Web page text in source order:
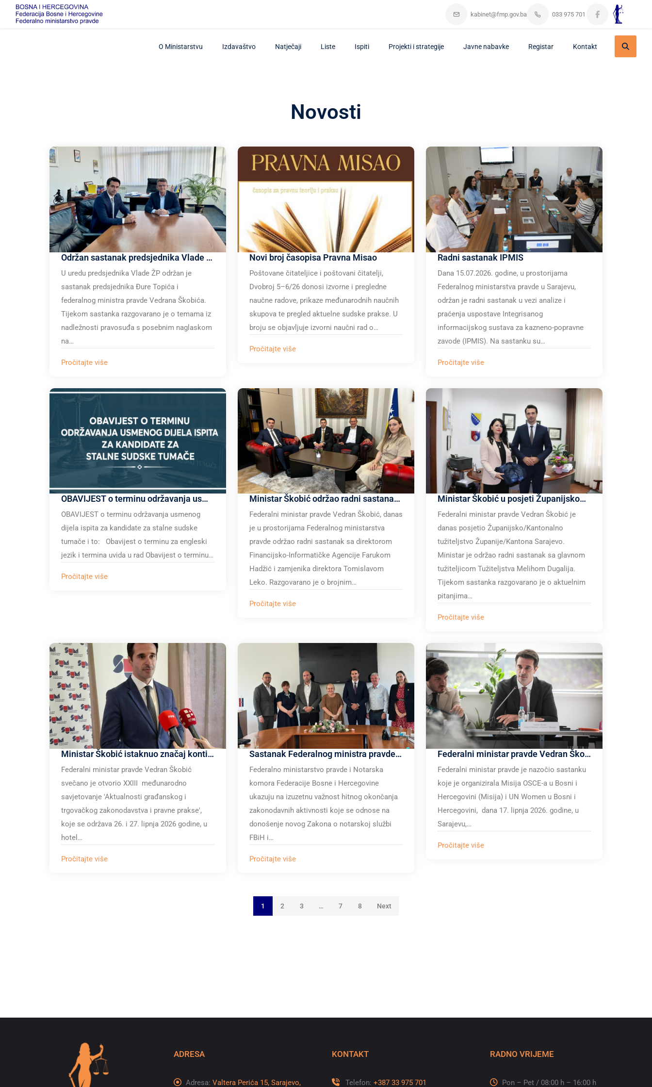
kabinet@fmp.gov.ba 033 975 701
O Ministarstvu Izdavaštvo Natječaji Liste Ispiti Projekti i strategije Javne nabavke Registar Kontakt
Novosti
Održan sastanak predsjednika Vlade ŽP i federalnog ministra pravde
U uredu predsjednika Vlade ŽP održan je
sastanak predsjednika Đure Topića i
federalnog ministra pravde Vedrana Škobića.
Tijekom sastanka razgovarano je o temama iz
nadležnosti pravosuđa s posebnim naglaskom
na…
Pročitajte više
Novi broj časopisa Pravna Misao
Poštovane čitateljice i poštovani čitatelji,
Dvobroj 5–6/26 donosi izvorne i pregledne
naučne radove, prikaze međunarodnih naučnih
skupova te pregled aktuelne sudske prakse. U
broju se objavljuje izvorni naučni rad o…
Pročitajte više
Radni sastanak IPMIS
Dana 15.07.2026. godine, u prostorijama
Federalnog ministarstva pravde u Sarajevu,
održan je radni sastanak u vezi analize i
praćenja uspostave Integrisanog
informacijskog sustava za kazneno-popravne
zavode (IPMIS). Na sastanku su…
Pročitajte više
OBAVIJEST o terminu održavanja usmenog dijela ispita za kandidate za stalne sudske tumače
OBAVIJEST o terminu održavanja usmenog
dijela ispita za kandidate za stalne sudske
tumače i to: Obavijest o terminu za engleski
jezik i termina uvida u rad Obavijest o terminu…
Pročitajte više
Ministar Škobić održao radni sastanak sa direktorom Financijsko-Informatičke Agencije
Federalni ministar pravde Vedran Škobić, danas
je u prostorijama Federalnog ministarstva
pravde održao radni sastanak sa direktorom
Financijsko-Informatičke Agencije Farukom
Hadžić i zamjenika direktora Tomislavom
Leko. Razgovarano je o brojnim…
Pročitajte više
Ministar Škobić u posjeti Županijskom/Kantonalnom tužiteljstvu Županije/Kantona Sarajevo
Federalni ministar pravde Vedran Škobić je
danas posjetio Županijsko/Kantonalno
tužiteljstvo Županije/Kantona Sarajevo.
Ministar je održao radni sastanak sa glavnom
tužiteljicom Tužiteljstva Melihom Dugalija.
Tijekom sastanka razgovarano je o aktuelnim
pitanjima…
Pročitajte više
Ministar Škobić istaknuo značaj kontinuiranog dijaloga između akademske zajednice i izvršne \ zakonodavne vlasti u procesu izrade prijedloga zakonskih rješenja
Federalni ministar pravde Vedran Škobić
svečano je otvorio XXIII međunarodno
savjetovanje 'Aktualnosti građanskog i
trgovačkog zakonodavstva i pravne prakse',
koje se održava 26. i 27. lipnja 2026 godine, u
hotel…
Pročitajte više
Sastanak Federalnog ministra pravde i Notarske komore F BiH o usvajanju Zakona o notarskoj službi F BiH i seta pratećih zakona
Federalno ministarstvo pravde i Notarska
komora Federacije Bosne i Hercegovine
ukazuju na izuzetnu važnost hitnog okončanja
zakonodavnih aktivnosti koje se odnose na
donošenje novog Zakona o notarskoj službi
FBiH i…
Pročitajte više
Federalni ministar pravde Vedran Škobić nazočio je sastanku Misije OSCE-a u Bosni i Hercegovini (Misija) i UN Women u Bosni i Hercegovini
Federalni ministar pravde je nazočio sastanku
koje je organizirala Misija OSCE-a u Bosni i
Hercegovini (Misija) i UN Women u Bosni i
Hercegovini, dana 17. lipnja 2026. godine, u
Sarajevu,…
Pročitajte više
1 2 3 … 7 8 Next
ADRESA
Adresa: Valtera Perića 15, Sarajevo,
KONTAKT
Telefon: +387 33 975 701
RADNO VRIJEME
Pon – Pet / 08:00 h – 16:00 h